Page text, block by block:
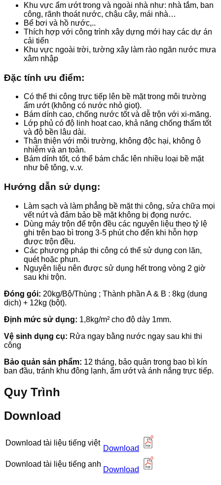
Khu vực ẩm ướt trong và ngoài nhà như: nhà tắm, ban
công, rãnh thoát nước, chậu cây, mái nhà…
Bể bơi và hồ nước,..
Thích hợp với công trình xây dựng mới hay các dự án
cải tiến
Khu vực ngoài trời, tường xây làm rào ngăn nước mưa
xâm nhập
Đặc tính ưu điểm:
Có thể thi công trực tiếp lên bề mặt trong môi trường
ẩm ướt (không có nước nhỏ giọt).
Bám dính cao, chống nước tốt và dễ trộn với xi-măng.
Lớp phủ có độ linh hoạt cao, khả năng chống thấm tốt
và độ bền lâu dài.
Thân thiện với môi trường, không độc hại, không ô
nhiễm và an toàn.
Bám dính tốt, có thể bám chắc lên nhiều loại bề mặt
như bê tông, v..v.
Hướng dẫn sử dụng:
Làm sạch và làm phẳng bề mặt thi công, sửa chữa mọi
vết nứt và đảm bảo bề mặt không bị đọng nước.
Dùng máy trộn để trộn đều các nguyên liệu theo tỷ lệ
ghi trên bao bì trong 3-5 phút cho đến khi hỗn hợp
được trộn đều.
Các phương pháp thi công có thể sử dụng con lăn,
quét hoặc phun.
Nguyên liệu nên được sử dụng hết trong vòng 2 giờ
sau khi trộn.
Đóng gói: 20kg/Bộ/Thùng ; Thành phần A & B : 8kg (dung
dịch) + 12kg (bột).
Định mức sử dụng: 1,8kg/m² cho độ dày 1mm.
Vệ sinh dụng cụ: Rửa ngay bằng nước ngay sau khi thi
công
Bảo quản sản phẩm: 12 tháng, bảo quản trong bao bì kín
ban đầu, tránh khu đông lạnh, ẩm ướt và ánh nắng trực tiếp.
Quy Trình
Download
Download tài liệu tiếng việt
Download
Download tài liệu tiếng anh
Download